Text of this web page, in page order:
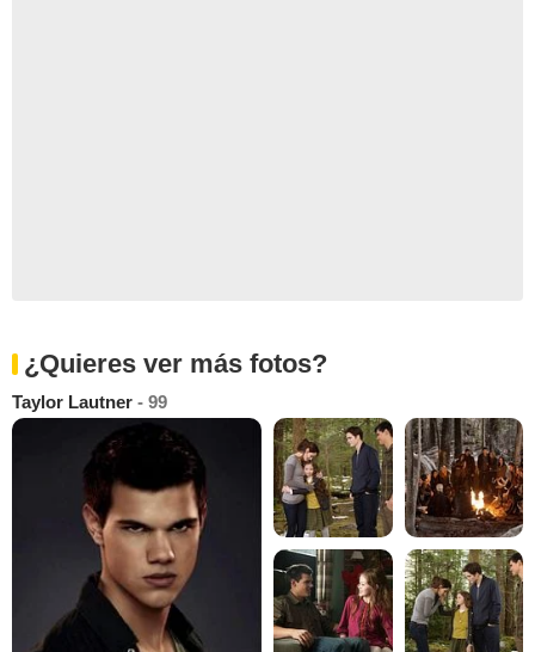
¿Quieres ver más fotos?
Taylor Lautner - 99